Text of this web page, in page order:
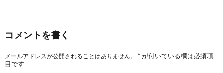
コメントを書く
メールアドレスが公開されることはありません。 *が付いている欄は必須項
目です